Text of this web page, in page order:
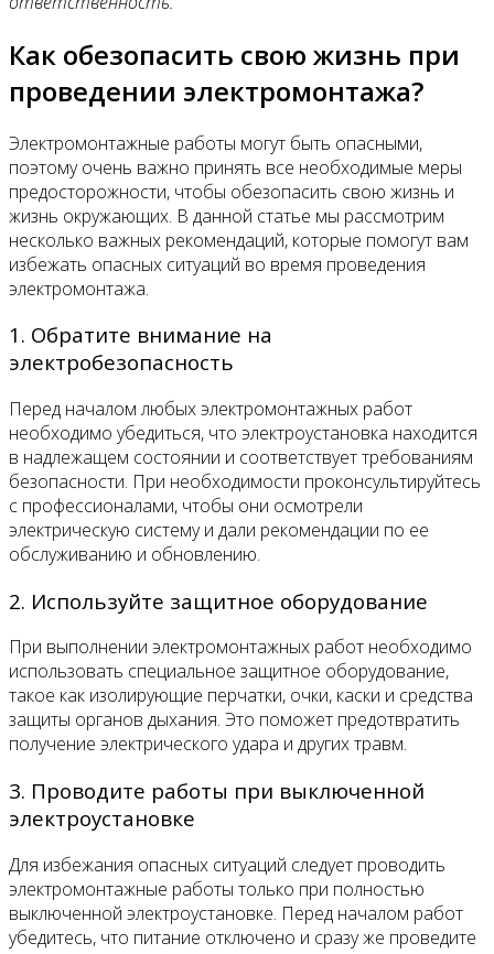
Как обезопасить свою жизнь при
проведении электромонтажа?
Электромонтажные работы могут быть опасными,
поэтому очень важно принять все необходимые меры
предосторожности, чтобы обезопасить свою жизнь и
жизнь окружающих. В данной статье мы рассмотрим
несколько важных рекомендаций, которые помогут вам
избежать опасных ситуаций во время проведения
электромонтажа.
1. Обратите внимание на
электробезопасность
Перед началом любых электромонтажных работ
необходимо убедиться, что электроустановка находится
в надлежащем состоянии и соответствует требованиям
безопасности. При необходимости проконсультируйтесь
с профессионалами, чтобы они осмотрели
электрическую систему и дали рекомендации по ее
обслуживанию и обновлению.
2. Используйте защитное оборудование
При выполнении электромонтажных работ необходимо
использовать специальное защитное оборудование,
такое как изолирующие перчатки, очки, каски и средства
защиты органов дыхания. Это поможет предотвратить
получение электрического удара и других травм.
3. Проводите работы при выключенной
электроустановке
Для избежания опасных ситуаций следует проводить
электромонтажные работы только при полностью
выключенной электроустановке. Перед началом работ
убедитесь, что питание отключено и сразу же проведите